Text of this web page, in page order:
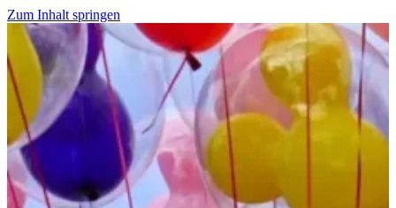
Zum Inhalt springen